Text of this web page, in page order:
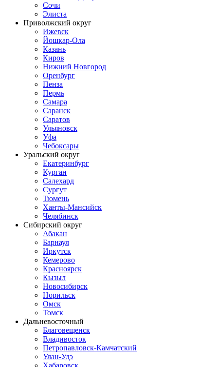
Сочи
Элиста
Приволжский округ
Ижевск
Йошкар-Ола
Казань
Киров
Нижний Новгород
Оренбург
Пенза
Пермь
Самара
Саранск
Саратов
Ульяновск
Уфа
Чебоксары
Уральский округ
Екатеринбург
Курган
Салехард
Сургут
Тюмень
Ханты-Мансийск
Челябинск
Сибирский округ
Абакан
Барнаул
Иркутск
Кемерово
Красноярск
Кызыл
Новосибирск
Норильск
Омск
Томск
Дальневосточный
Благовещенск
Владивосток
Петропавловск-Камчатский
Улан-Удэ